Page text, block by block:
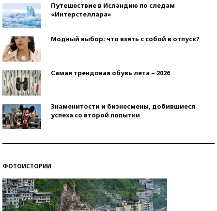
Путешествие в Исландию по следам
«Интерстеллара»
Модный выбор: что взять с собой в отпуск?
Самая трендовая обувь лета – 2026
Знаменитости и бизнесмены, добившиеся
успеха со второй попытки
ФОТОИСТОРИИ